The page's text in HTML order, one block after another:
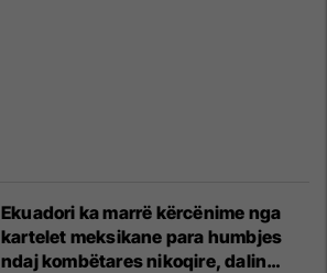
Ekuadori ka marrë kërcënime nga
kartelet meksikane para humbjes
ndaj kombëtares nikoqire, dalin